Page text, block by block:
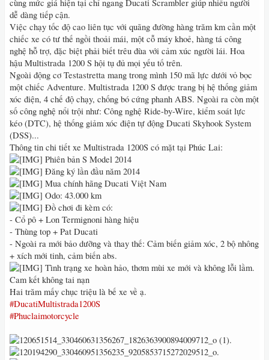
cùng mức giá hiện tại chỉ ngang Ducati Scrambler giúp nhiều người
dễ dàng tiếp cận.
Việc chạy tốc độ cao liên tục với quãng đường hàng trăm km cần một
chiếc xe có tư thế ngồi thoải mái, một cỗ máy khoẻ, hàng tá công
nghệ hỗ trợ, đặc biệt phải biết trêu đùa với cảm xúc người lái. Hoa
hậu Multistrada 1200 S hội tụ đủ mọi yếu tố trên.
Ngoài động cơ Testastretta mang trong mình 150 mã lực dưới vỏ bọc
một chiếc Adventure. Multistrada 1200 S được trang bị hệ thống giảm
xóc điện, 4 chế độ chạy, chống bó cứng phanh ABS. Ngoài ra còn một
số công nghệ nổi trội như: Công nghệ Ride-by-Wire, kiểm soát lực
kéo (DTC), hệ thống giảm xóc điện tự động Ducati Skyhook System
(DSS)...
Thông tin chi tiết xe Multistrada 1200S có mặt tại Phúc Lai:
Phiên bản S Model 2014
Đăng ký lần đầu năm 2014
Mua chính hãng Ducati Việt Nam
Odo: 43.000 km
Đồ chơi đi kèm có:
- Cổ pô + Lon Termignoni hàng hiệu
- Thùng top + Pat Ducati
- Ngoài ra mới bảo dưỡng và thay thế: Cảm biến giảm xóc, 2 bộ nhông
+ xích mới tinh, cảm biến abs.
Tình trạng xe hoàn hảo, thơm mùi xe mới và không lỗi lầm.
Cam kết không tai nạn
Hai trăm mấy chục triệu là bế xe về ạ.
#DucatiMultistrada1200S
#Phuclaimotorcycle